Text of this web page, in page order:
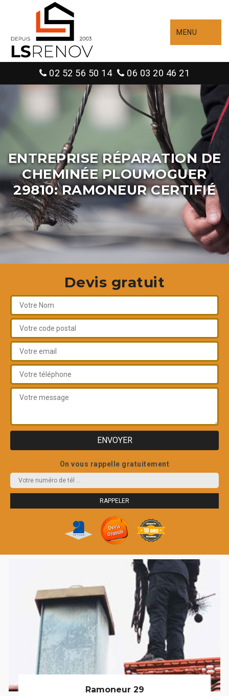
MENU
02 52 56 50 14 06 03 20 46 21
ENTREPRISE RÉPARATION DE
CHEMINÉE PLOUMOGUER
29810: RAMONEUR CERTIFIÉ
Devis gratuit
On vous rappelle gratuitement
Ramoneur 29